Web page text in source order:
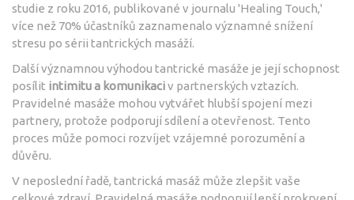
studie z roku 2016, publikované v journalu 'Healing Touch,'
více než 70% účastníků zaznamenalo významné snížení
stresu po sérii tantrických masáží.
Další významnou výhodou tantrické masáže je její schopnost
posílit intimitu a komunikaciv partnerských vztazích.
Pravidelné masáže mohou vytvářet hlubší spojení mezi
partnery, protože podporují sdílení a otevřenost. Tento
proces může pomoci rozvíjet vzájemné porozumění a
důvěru.
V neposlední řadě, tantrická masáž může zlepšit vaše